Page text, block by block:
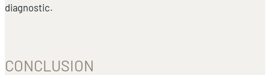
diagnostic.
CONCLUSION